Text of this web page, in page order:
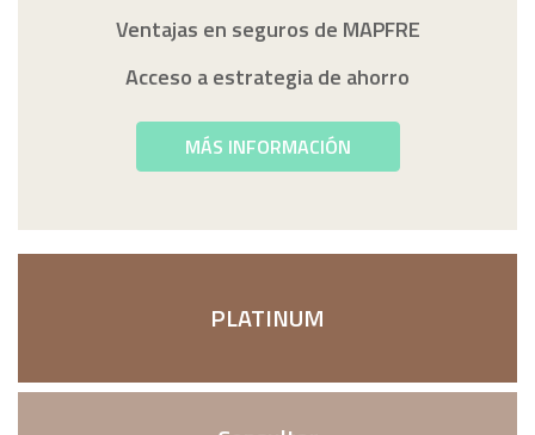
Ventajas en seguros de MAPFRE
Acceso a estrategia de ahorro
MÁS INFORMACIÓN
PLATINUM